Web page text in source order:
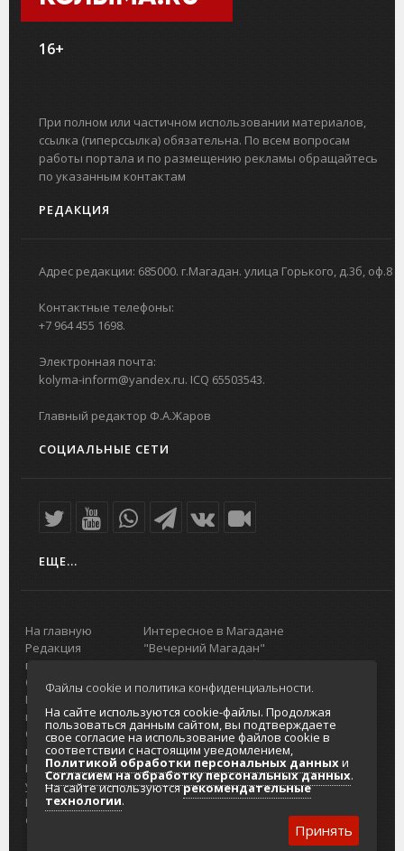
16+
При полном или частичном использовании материалов,
ссылка (гиперссылка) обязательна. По всем вопросам
работы портала и по размещению рекламы обращайтесь
по указанным контактам
РЕДАКЦИЯ
Адрес редакции: 685000. г.Магадан. улица Горького, д.3б, оф.8
Контактные телефоны:
+7 964 455 1698.
Электронная почта:
kolyma-inform@yandex.ru. ICQ 65503543.
Главный редактор Ф.А.Жаров
СОЦИАЛЬНЫЕ СЕТИ
ЕЩЕ...
На главную
Редакция
портала
О проекте
Реклама на
портале
Отзывы и
предложения
Интернет-
услуги
Разработка
сайтов
Интересное в Магадане
"Вечерний Магадан"
Городская доска объявлений
Реклама
Главный туристический портал
Колымы
Политика в отношении обработки
персональных данных
Согласие на обработку персональных
данных
Файлы cookie и политика конфиденциальности.
На сайте используются cookie-файлы. Продолжая
пользоваться данным сайтом, вы подтверждаете
свое согласие на использование файлов cookie в
соответствии с настоящим уведомлением,
Политикой обработки персональных данныхи
Согласием на обработку персональных данных.
На сайте используютсярекомендательные
технологии.
Принять